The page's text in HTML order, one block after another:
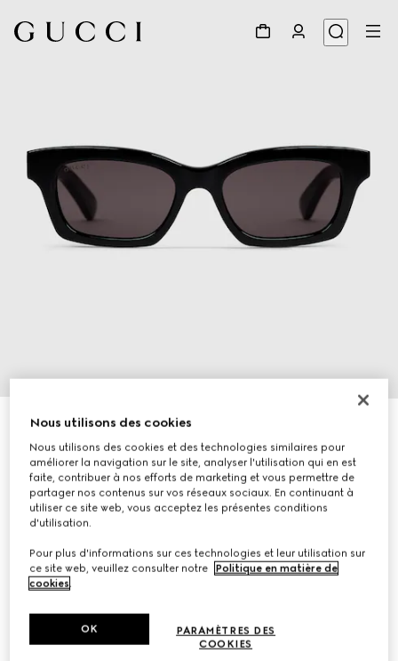
Lunettes de soleil à monture œil-de-chat
€ 280
Déclinaisonsnoir
Nous utilisons des cookies
Nous utilisons des cookies et des technologies similaires pour
améliorer la navigation sur le site, analyser l'utilisation qui en est
faite, contribuer à nos efforts de marketing et vous permettre de
partager nos contenus sur vos réseaux sociaux. En continuant à
utiliser ce site web, vous acceptez les présentes conditions
d'utilisation.
Pour plus d'informations sur ces technologies et leur utilisation sur
ce site web, veuillez consulter notre
Politique en matière de
cookies.
PARAMÈTRES DES
COOKIES
OK